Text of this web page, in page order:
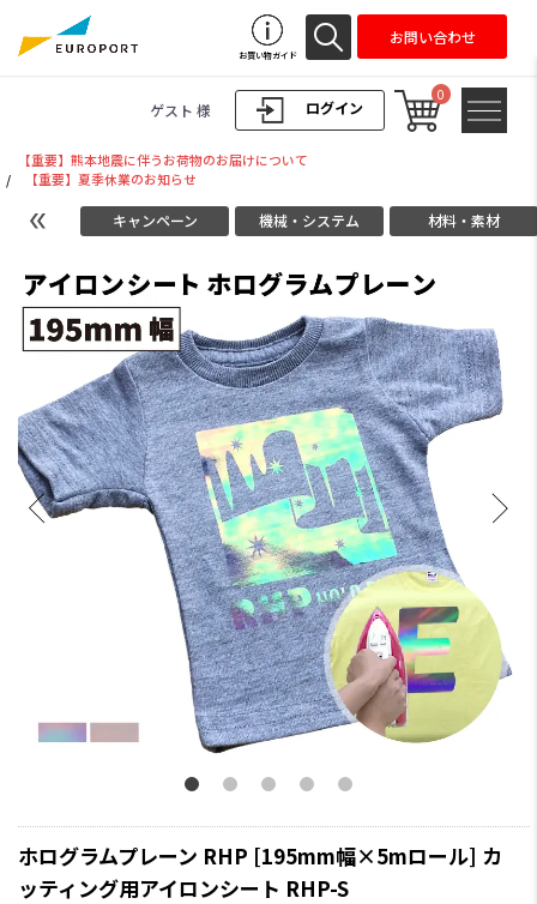
ログイン
ゲスト 様
0
お買い物ガイド
お問い合わせ
【重要】熊本地震に伴うお荷物のお届けについて
/
【重要】夏季休業のお知らせ
キャンペーン 機械・システム 材料・素材
ホログラムプレーン RHP [195mm幅×5mロール] カ
ッティング用アイロンシート RHP-S